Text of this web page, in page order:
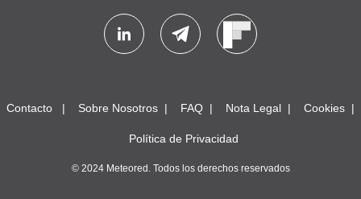
Contacto Sobre Nosotros FAQ Nota Legal Cookies
Política de Privacidad
© 2024 Meteored. Todos los derechos reservados